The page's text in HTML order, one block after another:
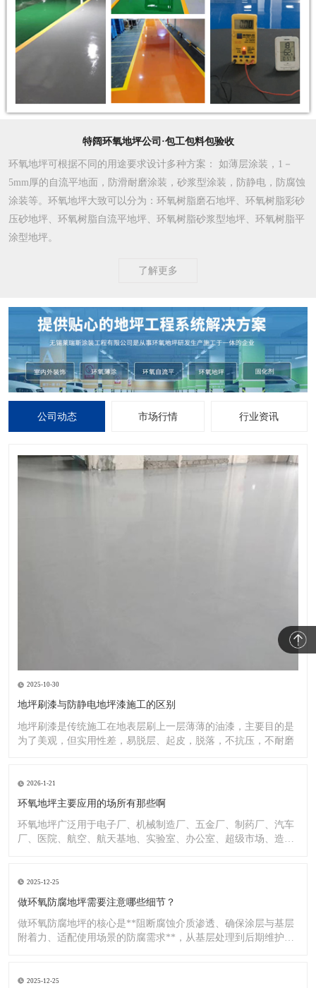
特阔环氧地坪公司·包工包料包验收
环氧地坪可根据不同的用途要求设计多种方案 ： 如薄层涂装，1－
5mm厚的自流平地面，防滑耐磨涂装，砂浆型涂装，防静电，防腐蚀
涂装等。环氧地坪大致可以分为：环氧树脂磨石地坪、环氧树脂彩砂
压砂地坪、环氧树脂自流平地坪、环氧树脂砂浆型地坪、环氧树脂平
涂型地坪。
了解更多
公司动态 市场行情 行业资讯
2025-10-30
地坪刷漆与防静电地坪漆施工的区别
地坪刷漆是传统施工在地表层刷上一层薄薄的油漆，主要目的是
为了美观，但实用性差，易脱层、起皮，脱落，不抗压，不耐磨
2026-1-21
环氧地坪主要应用的场所有那些啊
环氧地坪广泛用于电子厂、机械制造厂、五金厂、制药厂、汽车
厂、医院、航空、航天基地、实验室、办公室、超级市场、造纸
2025-12-25
做环氧防腐地坪需要注意哪些细节？
做环氧防腐地坪的核心是**阻断腐蚀介质渗透、确保涂层与基层
附着力、适配使用场景的防腐需求**，从基层处理到后期维护，
2025-12-25